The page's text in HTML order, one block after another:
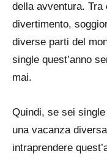
della avventura. Tra
divertimento,
diverse parti del
single quest’anno
mai.
Quindi, se sei
una vacanza
intraprendere